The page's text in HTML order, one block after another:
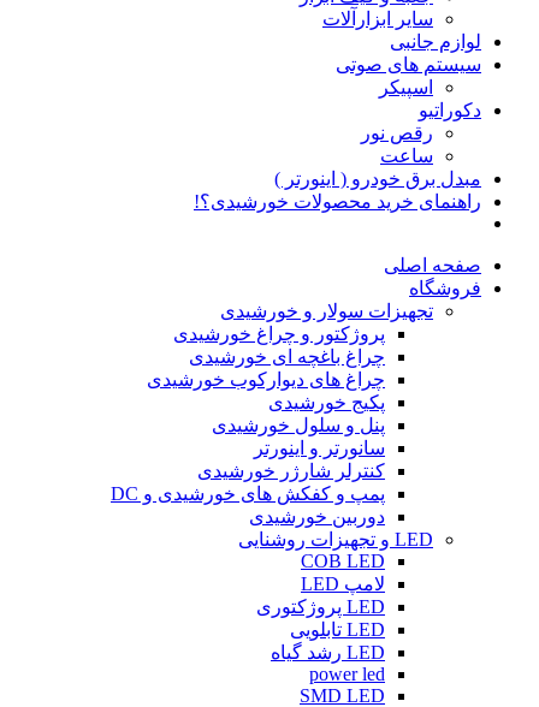
سایر ابزارآلات
لوازم جانبی
سیستم های صوتی
اسپیکر
دکوراتیو
رقص نور
ساعت
مبدل برق خودرو ( اینورتر )
راهنمای خرید محصولات خورشیدی؟!
صفحه اصلی
فروشگاه
تجهیزات سولار و خورشیدی
پروژکتور و چراغ خورشیدی
چراغ باغچه ای خورشیدی
چراغ های دیوارکوب خورشیدی
پکیج خورشیدی
پنل و سلول خورشیدی
سانورتر و اینورتر
کنترلر شارژر خورشیدی
پمپ و کفکش های خورشیدی و DC
دوربین خورشیدی
LED و تجهیزات روشنایی
COB LED
لامپ LED
LED پروژکتوری
LED تابلویی
LED رشد گیاه
power led
SMD LED